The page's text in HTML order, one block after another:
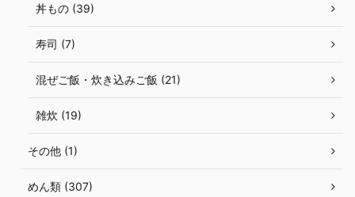
丼もの (39)
寿司 (7)
混ぜご飯・炊き込みご飯 (21)
雑炊 (19)
その他 (1)
めん類 (307)